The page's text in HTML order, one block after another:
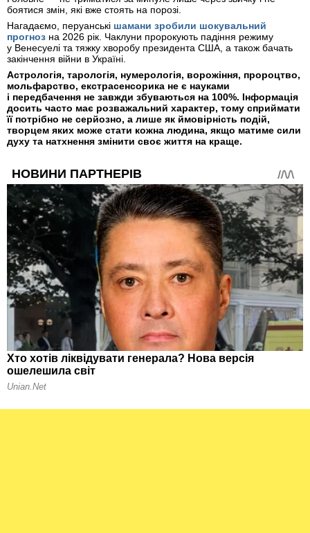
боятися змін, які вже стоять на порозі.
Нагадаємо, перуанські шамани зробили шокувальний
прогноз на 2026 рік. Чаклуни пророкують падіння режиму
у Венесуелі та тяжку хворобу президента США, а також бачать
закінчення війни в Україні.
Астрологія, тарологія, нумерологія, ворожіння, пророцтво,
мольфарство, екстрасенсорика не є науками
і передбачення не завжди збуваються на 100%. Інформація
досить часто має розважальний характер, тому сприймати
її потрібно не серйозно, а лише як ймовірність подій,
творцем яких може стати кожна людина, якщо матиме сили
духу та натхнення змінити своє життя на краще.